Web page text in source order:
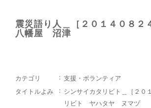
震災語り人＿［２０１４０８
八幡屋 沼津
カテゴリ
支援・ボランティア
タイトルよみ
シンサイカタリビト＿［２０
リビト ヤハタヤ ヌマヅ